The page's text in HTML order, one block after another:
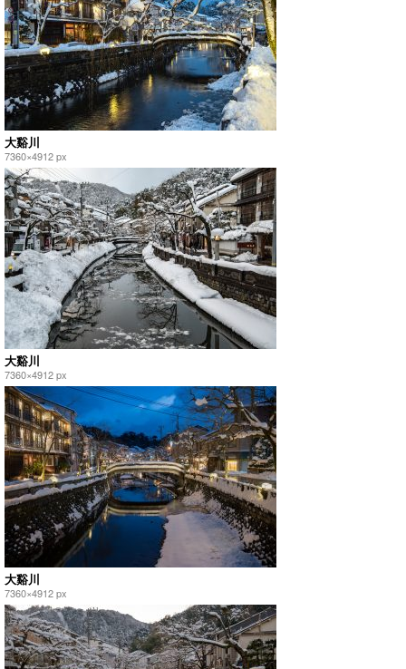
大谿川
7360×4912 px
大谿川
7360×4912 px
大谿川
7360×4912 px